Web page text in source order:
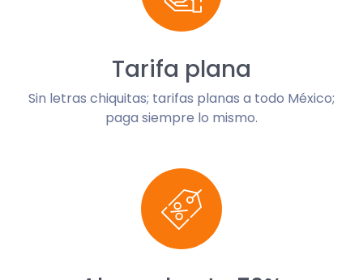
Tarifa plana
Sin letras chiquitas; tarifas planas a todo México;
paga siempre lo mismo.